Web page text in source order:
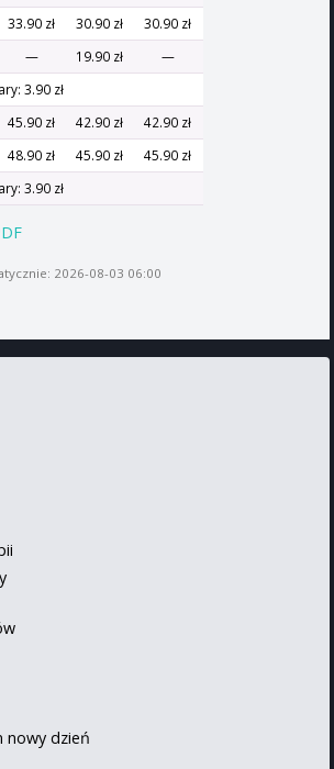
33.90 zł 30.90 zł
30.90 zł
— 19.90 zł
—
3.90 zł
45.90 zł 42.90 zł
42.90 zł
48.90 zł 45.90 zł
45.90 zł
3.90 zł
2026-08-03 06:00
nowy dzień